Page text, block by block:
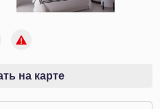
на карте